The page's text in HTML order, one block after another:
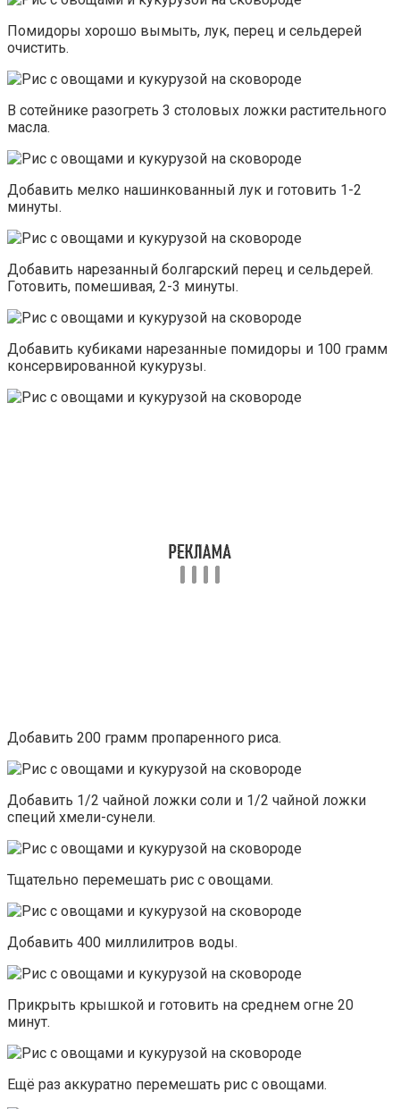
Помидоры хорошо вымыть, лук, перец и сельдерей
очистить.
В сотейнике разогреть 3 столовых ложки растительного
масла.
Добавить мелко нашинкованный лук и готовить 1-2
минуты.
Добавить нарезанный болгарский перец и сельдерей.
Готовить, помешивая, 2-3 минуты.
Добавить кубиками нарезанные помидоры и 100 грамм
консервированной кукурузы.
Добавить 200 грамм пропаренного риса.
Добавить 1/2 чайной ложки соли и 1/2 чайной ложки
специй хмели-сунели.
Тщательно перемешать рис с овощами.
Добавить 400 миллилитров воды.
Прикрыть крышкой и готовить на среднем огне 20
минут.
Ещё раз аккуратно перемешать рис с овощами.